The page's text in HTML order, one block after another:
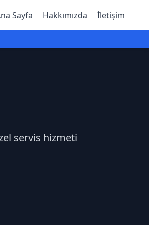
Sayfa Hakkımızda İletişim
servis hizmeti